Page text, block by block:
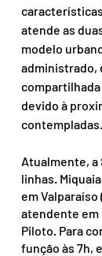
atende as
modelo
administrado,
compartilhada
devido à
contempladas.
Atualmente, a
linhas.
em Valparaíso
atendente em
Piloto. Para
função às 7h,